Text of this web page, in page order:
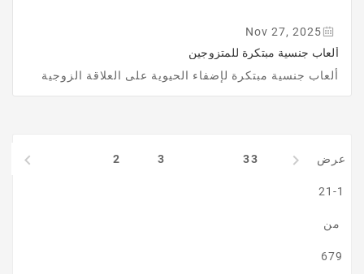
Nov 27, 2025
ألعاب جنسية مبتكرة للمتزوجين
ألعاب جنسية مبتكرة لإضفاء الحيوية على العلاقة الزوجية
عرض
1-21
من
679
 2 3 33 